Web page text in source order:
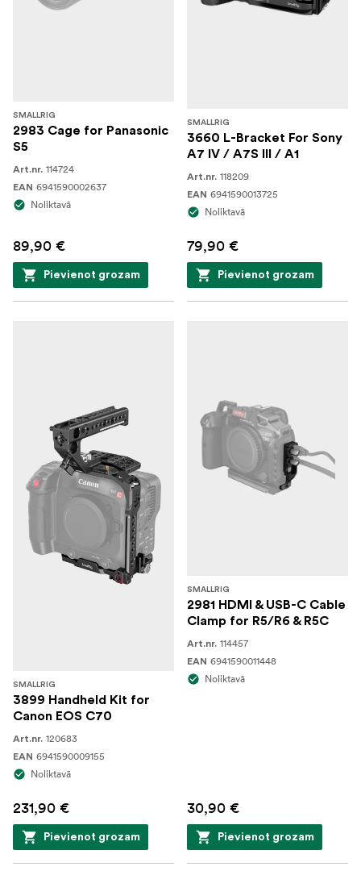
SMALLRIG
2983 Cage for Panasonic
S5
Art.nr. 114724
EAN 6941590002637
Noliktavā
89,90 €
Pievienot grozam
SMALLRIG
3660 L-Bracket For Sony
A7 IV / A7S III / A1
Art.nr. 118209
EAN 6941590013725
Noliktavā
79,90 €
Pievienot grozam
SMALLRIG
3899 Handheld Kit for
Canon EOS C70
Art.nr. 120683
EAN 6941590009155
Noliktavā
231,90 €
Pievienot grozam
SMALLRIG
2981 HDMI & USB-C Cable
Clamp for R5/R6 & R5C
Art.nr. 114457
EAN 6941590011448
Noliktavā
30,90 €
Pievienot grozam